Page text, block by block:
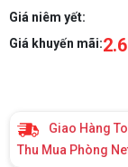
Giá niêm yết:
Giá khuyến mãi:
Giao Hàng
Thu Mua Phòng